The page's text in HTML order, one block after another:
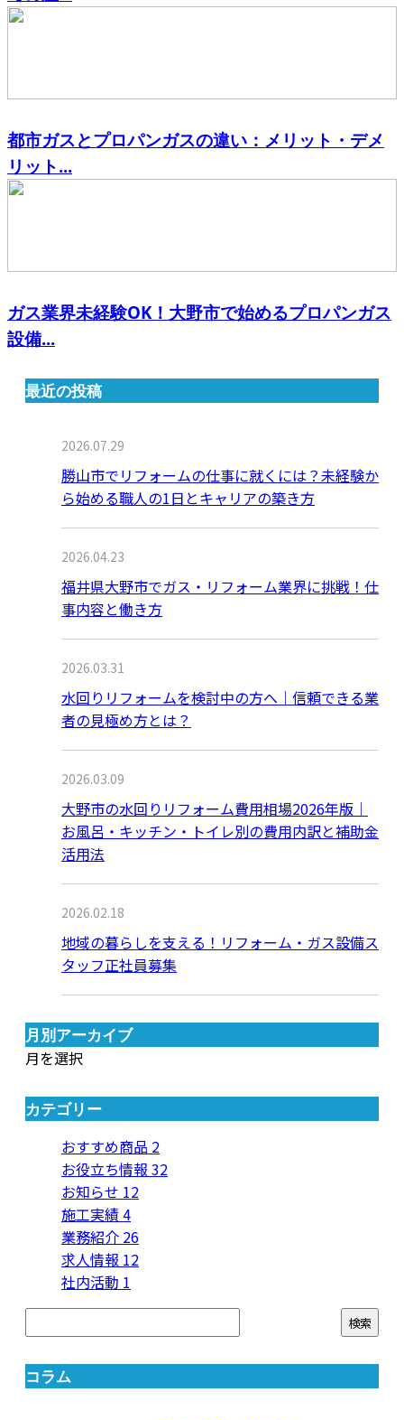
都市ガスとプロパンガスの違い：メリット・デメ
リット...
ガス業界未経験OK！大野市で始めるプロパンガス
設備...
最近の投稿
2026.07.29
勝山市でリフォームの仕事に就くには？未経験か
ら始める職人の1日とキャリアの築き方
2026.04.23
福井県大野市でガス・リフォーム業界に挑戦！仕
事内容と働き方
2026.03.31
水回りリフォームを検討中の方へ｜信頼できる業
者の見極め方とは？
2026.03.09
大野市の水回りリフォーム費用相場2026年版｜
お風呂・キッチン・トイレ別の費用内訳と補助金
活用法
2026.02.18
地域の暮らしを支える！リフォーム・ガス設備ス
タッフ正社員募集
月別アーカイブ
月を選択
カテゴリー
おすすめ商品 2
お役立ち情報 32
お知らせ 12
施工実績4
業務紹介 26
求人情報 12
社内活動 1
コラム